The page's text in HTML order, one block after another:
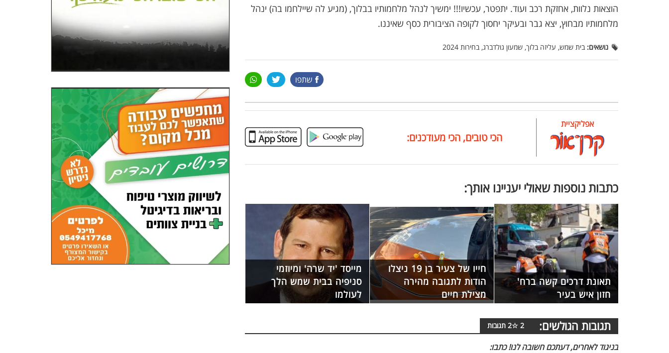
הוצאות נלוות, אחזקת רכב ועוד. יתפטר, עכשיו!!! ימשיך לנהל מלחמותיו בבלוך, (מגיע לה שיילחמו בה) ינהל
מלחמותיו מבחוץ, יצא גבר ובעיקר יחסוך לקופה הציבורית כסף שאיננו.
נושאים: בית שמש, עליזה בלוך, שמעון גולדברג, בחירות 2024
שתפו
אפליקציית
הכי טובים, הכי מעודכנים:
כתבות נוספות שאולי יעניינו אותך:
תאונת דרכים קשה ברח'
חזון איש בעיר
חייו של צעיר בן 19 ניצלו
הודות לתגובה מהירה
מצילת חיים
מייסד 'יד שרה' ומיוזמי
סניפיה בבית שמש הלך
לעולמו
תגובות הגולשים: 2
☆
2 תגובות
בניגוד לאחרים, דעתכם חשובה לנו! כתבו: